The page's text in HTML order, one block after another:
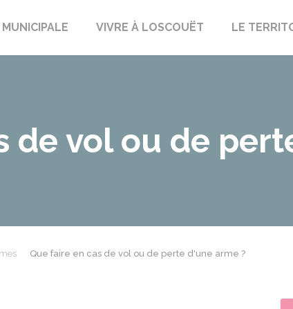
sur-Meu VIVRE À LOSCOUËT LE
de vol ou de
Que faire en cas de vol ou de perte d'une arme ?